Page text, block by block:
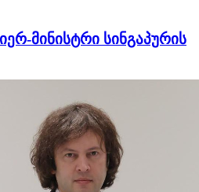
მინისტრი სინგაპურის